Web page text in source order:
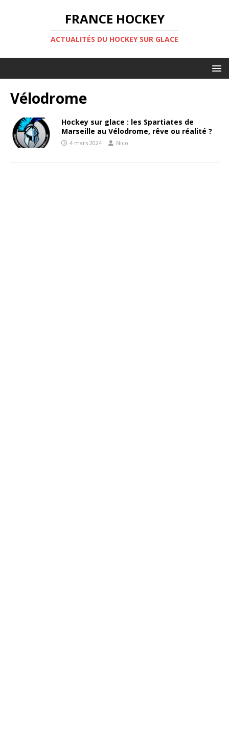
FRANCE HOCKEY
ACTUALITÉS DU HOCKEY SUR GLACE
Vélodrome
Hockey sur glace : les Spartiates de
Marseille au Vélodrome, rêve ou réalité ?
4 mars 2024 Nico